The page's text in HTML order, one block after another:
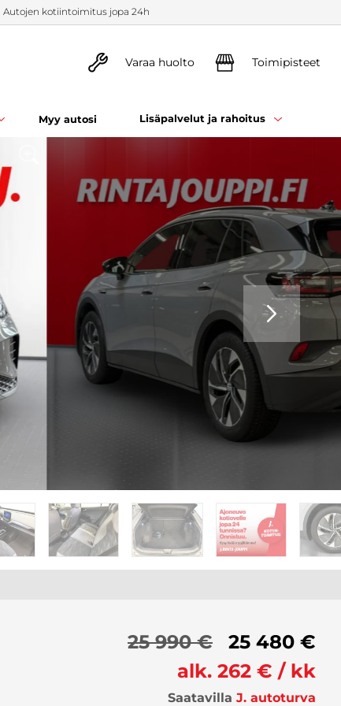
Autojen kotiintoimitus jopa 24h
Varaa huolto Toimipisteet
Myy autosi Lisäpalvelut ja rahoitus
SEURAAVA
25 990 €
25 480 €
alk. 262 € / kk
Saatavilla J. autoturva